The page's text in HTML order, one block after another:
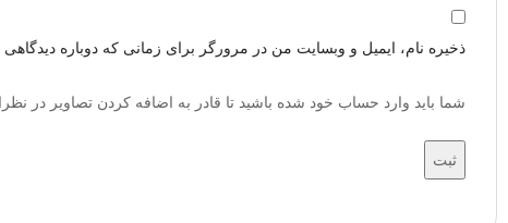
ذخیره نام، ایمیل و وبسایت من در مرورگر برای زمانی که دوباره
شما باید وارد حساب خود شده باشید تا قادر به اضافه کردن تصاویر در